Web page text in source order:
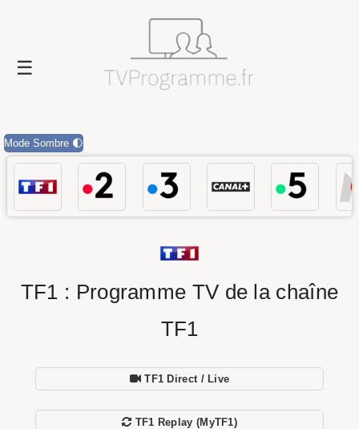
Mode Sombre 🌓
TF1 : Programme TV de la chaîne
TF1
TF1 Direct / Live
TF1 Replay (MyTF1)